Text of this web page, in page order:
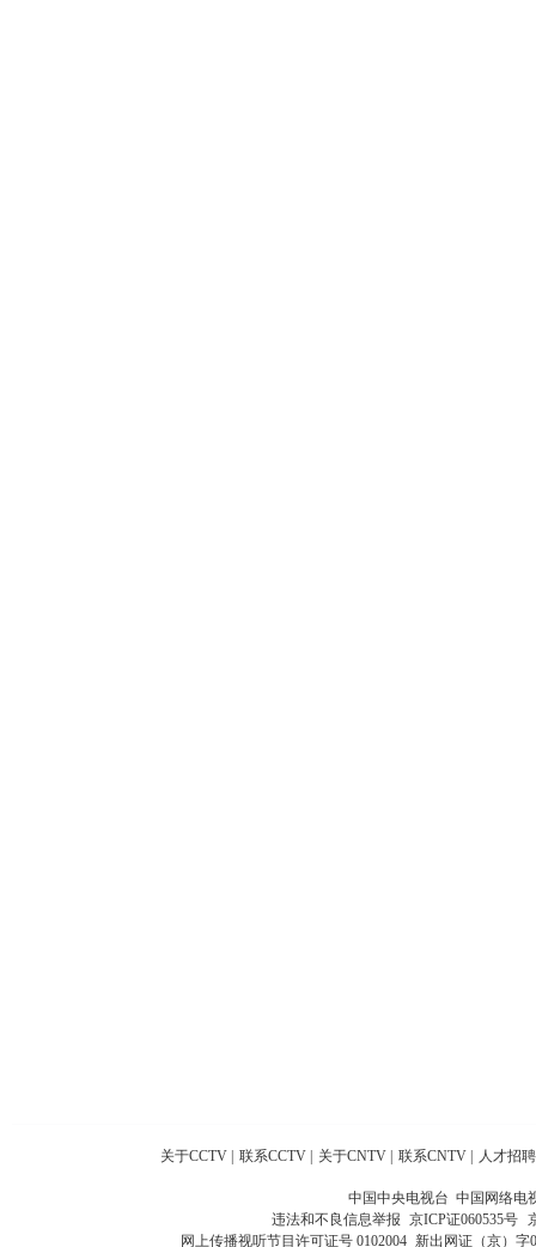
关于CCTV 联系CCTV 关于CNTV 联系CNTV 人才招聘
中国中央电视台 中国网络电
违法和不良信息举报 京ICP证060535号
网上传播视听节目许可证号 0102004 新出网证（京）